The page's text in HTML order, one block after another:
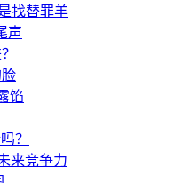
找替罪羊
声
馅
？
来竞争力